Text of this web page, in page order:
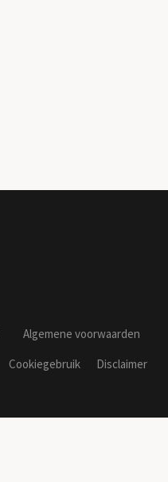
Algemene voorwaarden
Cookiegebruik
Disclaimer